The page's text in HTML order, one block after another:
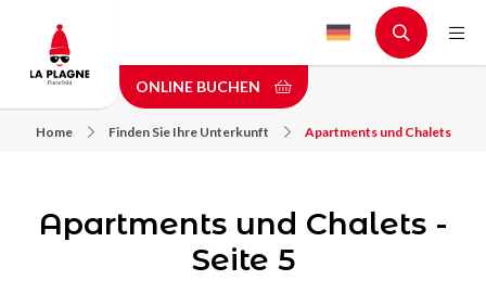
main
content
ONLINE BUCHEN
Home Finden Sie Ihre Unterkunft Apartments und Chalets
Apartments und Chalets -
Seite 5